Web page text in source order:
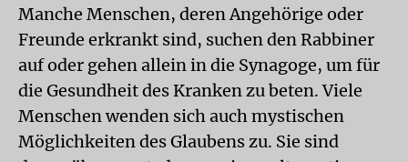
Manche Menschen, deren Angehörige oder
Freunde erkrankt sind, suchen den Rabbiner
auf oder gehen allein in die Synagoge, um für
die Gesundheit des Kranken zu beten. Viele
Menschen wenden sich auch mystischen
Möglichkeiten des Glaubens zu. Sie sind